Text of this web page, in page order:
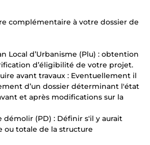
complémentaire à votre dossier de
Local d’Urbanisme (Plu) : obtention
d’éligibilité de votre projet.
avant travaux : Eventuellement il
d’un dossier déterminant l'état
et après modifications sur la
démolir (PD) : Définir s'il y aurait
totale de la structure